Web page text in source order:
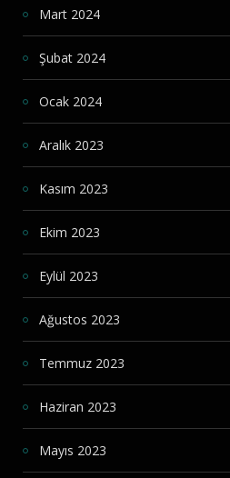
Mart 2024
Şubat 2024
Ocak 2024
Aralık 2023
Kasım 2023
Ekim 2023
Eylül 2023
Ağustos 2023
Temmuz 2023
Haziran 2023
Mayıs 2023